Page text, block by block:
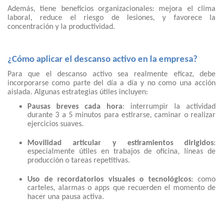
Además, tiene beneficios organizacionales: mejora el clima
laboral, reduce el riesgo de lesiones, y favorece la
concentración y la productividad.
¿Cómo aplicar el descanso activo en la empresa?
Para que el descanso activo sea realmente eficaz, debe
incorporarse como parte del día a día y no como una acción
aislada. Algunas estrategias útiles incluyen:
Pausas breves cada hora: interrumpir la actividad
durante 3 a 5 minutos para estirarse, caminar o realizar
ejercicios suaves.
Movilidad articular y estiramientos dirigidos:
especialmente útiles en trabajos de oficina, líneas de
producción o tareas repetitivas.
Uso de recordatorios visuales o tecnológicos: como
carteles, alarmas o apps que recuerden el momento de
hacer una pausa activa.